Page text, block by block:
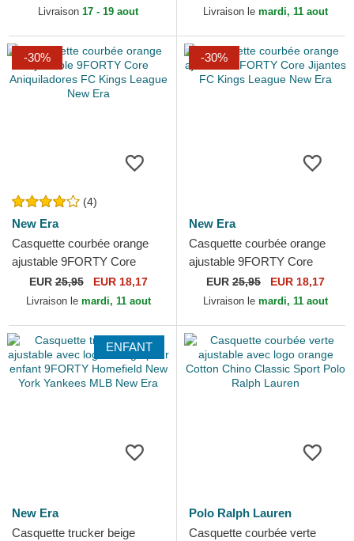
Broncos NFL New Era
Livraison 17 - 19 aout
New Era
Livraison le mardi, 11 aout
-30%
(4)
New Era
Casquette courbée orange
ajustable 9FORTY Core
Aniquiladores FC Kings
League New Era
EUR25,95 EUR 18,17
Livraison le mardi, 11 aout
-30%
New Era
Casquette courbée orange
ajustable 9FORTY Core
Jijantes FC Kings League
New Era
EUR 25,95 EUR 18,17
Livraison le mardi, 11 aout
ENFANT
New Era
Casquette trucker beige
Polo Ralph Lauren
Casquette courbée verte